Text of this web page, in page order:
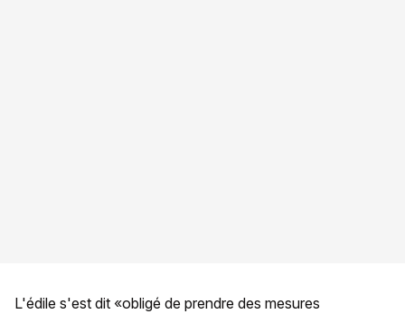
L'édile s'est dit «obligé de prendre des mesures